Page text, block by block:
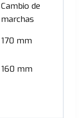
Cambio de
marchas
170 mm
160 mm